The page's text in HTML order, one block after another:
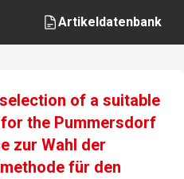
Artikeldatenbank
of a suitable
the Pummersdorf
zur Wahl der
für den